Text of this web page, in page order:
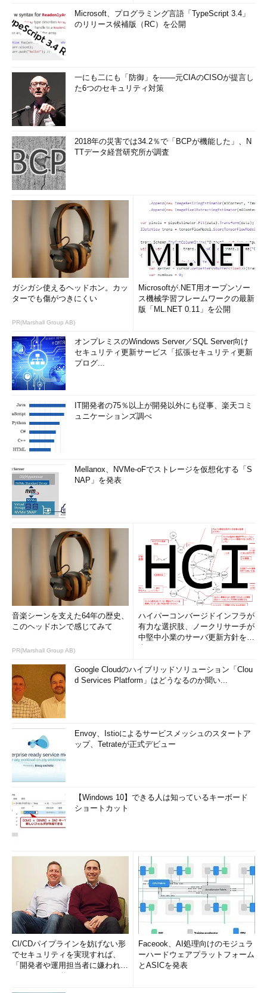
Microsoft、プログラミング言語「TypeScript 3.4」
のリリース候補版（RC）を公開
一にも二にも「防御」を――元CIAのCISOが提言し
た6つのセキュリティ対策
2018年の災害では34.2％で「BCPが機能した」、N
TTデータ経営研究所が調査
ガシガシ使えるヘッドホン。カッ
ターでも傷がつきにくい
PR(Marshall Group AB)
Microsoftが.NET用オープンソー
ス機械学習フレームワークの最新
版「ML.NET 0.11」を公開
オンプレミスのWindows Server／SQL Server向け
セキュリティ更新サービス「拡張セキュリティ更新
プログ...
IT開発者の75％以上が開発以外にも従事、楽天コミ
ュニケーションズ調べ
Mellanox、NVMe-oFでストレージを仮想化する「S
NAP」を発表
音楽シーンを支えた64年の歴史、
このヘッドホンで感じてみて
PR(Marshall Group AB)
ハイパーコンバージドインフラが
有力な選択肢、ノークリサーチが
中堅中小業のサーバ更新方針を調
Google Cloudのハイブリッドソリューション「Clou
d Services Platform」はどうなるのか聞い...
Envoy、Istioによるサービスメッシュのスタートア
ップ、Tetrateが正式デビュー
【Windows 10】できる人は知っているキーボード
ショートカット
CI/CDパイプラインを妨げない形
でセキュリティを実現すれば、
「開発者や運用担当者に嫌われな
Faceook、AI処理向けのモジュラ
ーハードウェアプラットフォーム
とASICを発表